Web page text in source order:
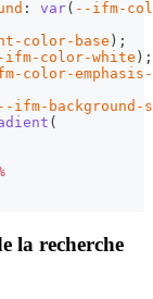
: var( --ifm-
color-base ) ;
ifm-color-white ) ;
color-emphasis-
--ifm-background-
(
la recherche